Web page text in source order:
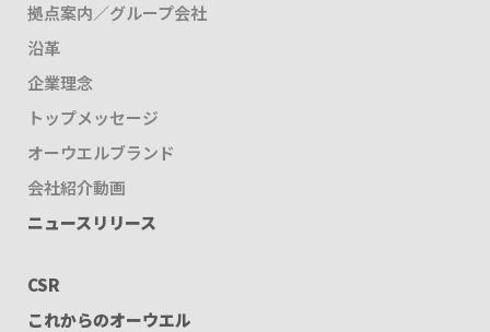
拠点案内／グループ会社
沿革
企業理念
トップメッセージ
オーウエルブランド
会社紹介動画
ニュースリリース
CSR
これからのオーウエル